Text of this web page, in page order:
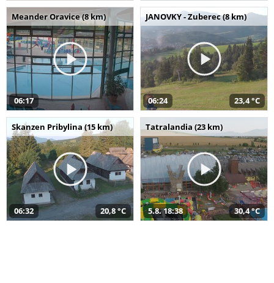
Meander Oravice (8 km)
06:17
JANOVKY - Zuberec (8 km)
06:24 23,4 °C
Skanzen Pribylina (15 km)
06:32 20,8 °C
Tatralandia (23 km)
5.8. 18:38 30,4 °C